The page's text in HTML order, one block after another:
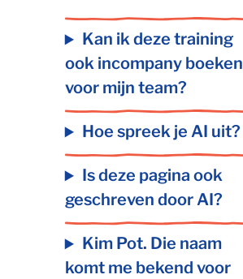
Kan ik deze training
ook incompany boeken
voor mijn team?
Hoe spreek je AI uit?
Is deze pagina ook
geschreven door AI?
Kim Pot. Die naam
komt me bekend voor